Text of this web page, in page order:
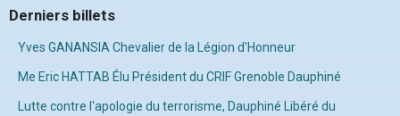
Derniers billets
Yves GANANSIA Chevalier de la Légion d'Honneur
Me Eric HATTAB Élu Président du CRIF Grenoble Dauphiné
Lutte contre l'apologie du terrorisme, Dauphiné Libéré du